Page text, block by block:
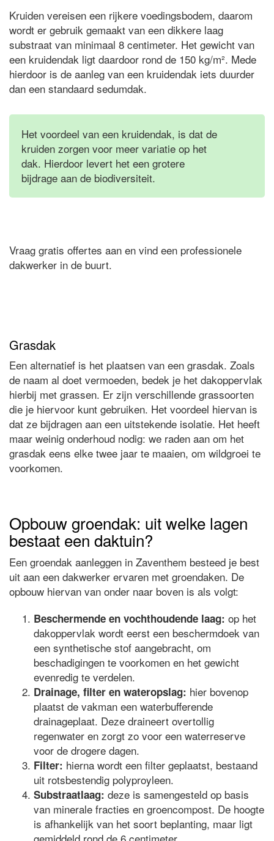
Kruiden vereisen een rijkere voedingsbodem, daarom
wordt er gebruik gemaakt van een dikkere laag
substraat van minimaal 8 centimeter. Het gewicht van
een kruidendak ligt daardoor rond de 150 kg/m². Mede
hierdoor is de aanleg van een kruidendak iets duurder
dan een standaard sedumdak.
Het voordeel van een kruidendak, is dat de
kruiden zorgen voor meer variatie op het
dak. Hierdoor levert het een grotere
bijdrage aan de biodiversiteit.
Vraag gratis offertes aan en vind een professionele
dakwerker in de buurt.
Grasdak
Een alternatief is het plaatsen van een grasdak. Zoals
de naam al doet vermoeden, bedek je het dakoppervlak
hierbij met grassen. Er zijn verschillende grassoorten
die je hiervoor kunt gebruiken. Het voordeel hiervan is
dat ze bijdragen aan een uitstekende isolatie. Het heeft
maar weinig onderhoud nodig: we raden aan om het
grasdak eens elke twee jaar te maaien, om wildgroei te
voorkomen.
Opbouw groendak: uit welke lagen
bestaat een daktuin?
Een groendak aanleggen in Zaventhem besteed je best
uit aan een dakwerker ervaren met groendaken. De
opbouw hiervan van onder naar boven is als volgt:
Beschermende en vochthoudende laag: op het
dakoppervlak wordt eerst een beschermdoek van
een synthetische stof aangebracht, om
beschadigingen te voorkomen en het gewicht
evenredig te verdelen.
Drainage, filter en wateropslag: hier bovenop
plaatst de vakman een waterbufferende
drainageplaat. Deze draineert overtollig
regenwater en zorgt zo voor een waterreserve
voor de drogere dagen.
Filter: hierna wordt een filter geplaatst, bestaand
uit rotsbestendig polyproyleen.
Substraatlaag: deze is samengesteld op basis
van minerale fracties en groencompost. De hoogte
is afhankelijk van het soort beplanting, maar ligt